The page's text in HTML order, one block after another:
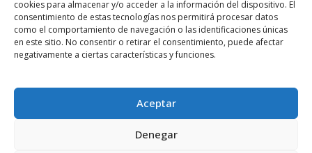
cookies para almacenar y/o acceder a la información del dispositivo. El
consentimiento de estas tecnologías nos permitirá procesar datos
como el comportamiento de navegación o las identificaciones únicas
en este sitio. No consentir o retirar el consentimiento, puede afectar
negativamente a ciertas características y funciones.
Aceptar
Denegar
cómo se procesan los datos de tus comentarios.